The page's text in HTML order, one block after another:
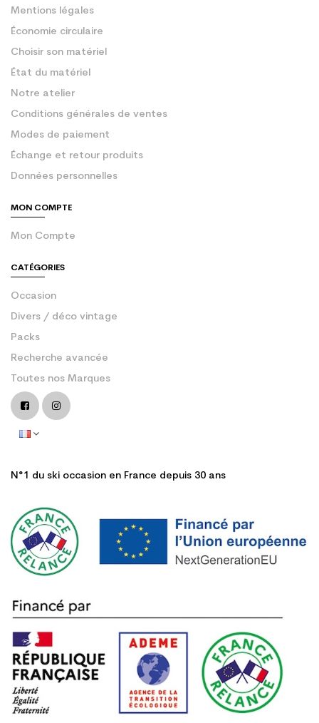
Mentions légales
Économie circulaire
Choisir son matériel
État du matériel
Notre atelier
Conditions générales de ventes
Modes de paiement
Échange et retour produits
Données personnelles
MON COMPTE
Mon Compte
CATÉGORIES
Occasion
Divers / déco vintage
Packs
Recherche avancée
Toutes nos Marques
N°1 du ski occasion en France depuis 30 ans